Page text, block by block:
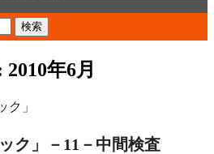
年6月
」
ク」－11－中間検査